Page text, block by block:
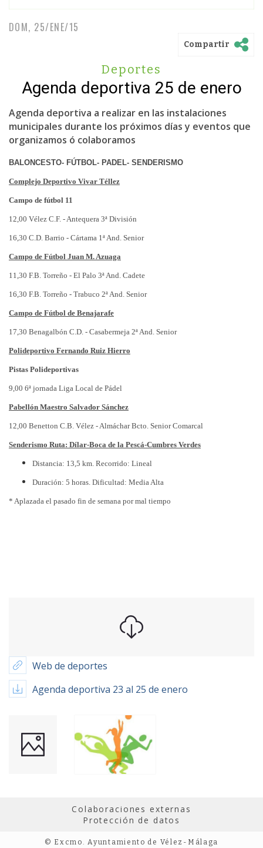
DOM, 25/ENE/15
Compartir
Deportes
Agenda deportiva 25 de enero
Agenda deportiva a realizar en las instalaciones
municipales durante los próximos días y eventos que
organizamos ó colaboramos
BALONCESTO- FÚTBOL- PADEL- SENDERISMO
Complejo Deportivo Vivar Téllez
Campo de fútbol 11
12,00 Vélez C.F. - Antequera 3ª División
16,30 C.D. Barrio - Cártama 1ª And. Senior
Campo de Fútbol Juan M. Azuaga
11,30 F.B. Torreño - El Palo 3ª And. Cadete
16,30 F.B. Torreño - Trabuco 2ª And. Senior
Campo de Fútbol de Benajarafe
17,30 Benagalbón C.D. - Casabermeja 2ª And. Senior
Polideportivo Fernando Ruiz Hierro
Pistas Polideportivas
9,00 6ª jornada Liga Local de Pádel
Pabellón Maestro Salvador Sánchez
12,00 Benetton C.B. Vélez - Almáchar Bcto. Senior Comarcal
Senderismo Ruta: Dílar-Boca de la Pescá-Cumbres Verdes
Distancia: 13,5 km. Recorrido: Lineal
Duración: 5 horas. Dificultad: Media Alta
* Aplazada el pasado fin de semana por mal tiempo
Web de deportes
Agenda deportiva 23 al 25 de enero
Colaboraciones externas
Protección de datos
© Excmo. Ayuntamiento de Vélez-Málaga